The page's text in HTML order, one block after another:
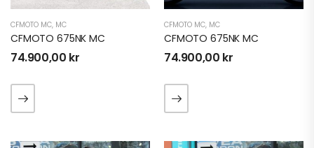
CFMOTO MC, MC
CFMOTO 675NK MC
74.900,00 kr
CFMOTO MC, MC
CFMOTO 675NK MC
74.900,00 kr